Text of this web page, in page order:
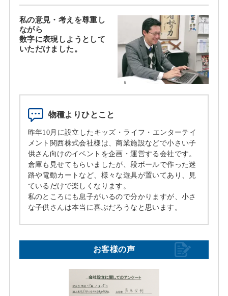
私の意見・考えを尊重し
ながら
数字に表現しようとして
いただけました。
物種よりひとこと
昨年10月に設立したキッズ・ライフ・エンターテイ
メント関西株式会社様は、商業施設などで小さい子
供さん向けのイベントを企画・運営する会社です。
倉庫も見せてもらいましたが、段ボールで作った迷
路や電動カートなど、様々な遊具が置いてあり、見
ているだけで楽しくなります。
私のところにも息子がいるので分かりますが、小さ
な子供さんは本当に喜ぶだろうなと思います。
お客様の声